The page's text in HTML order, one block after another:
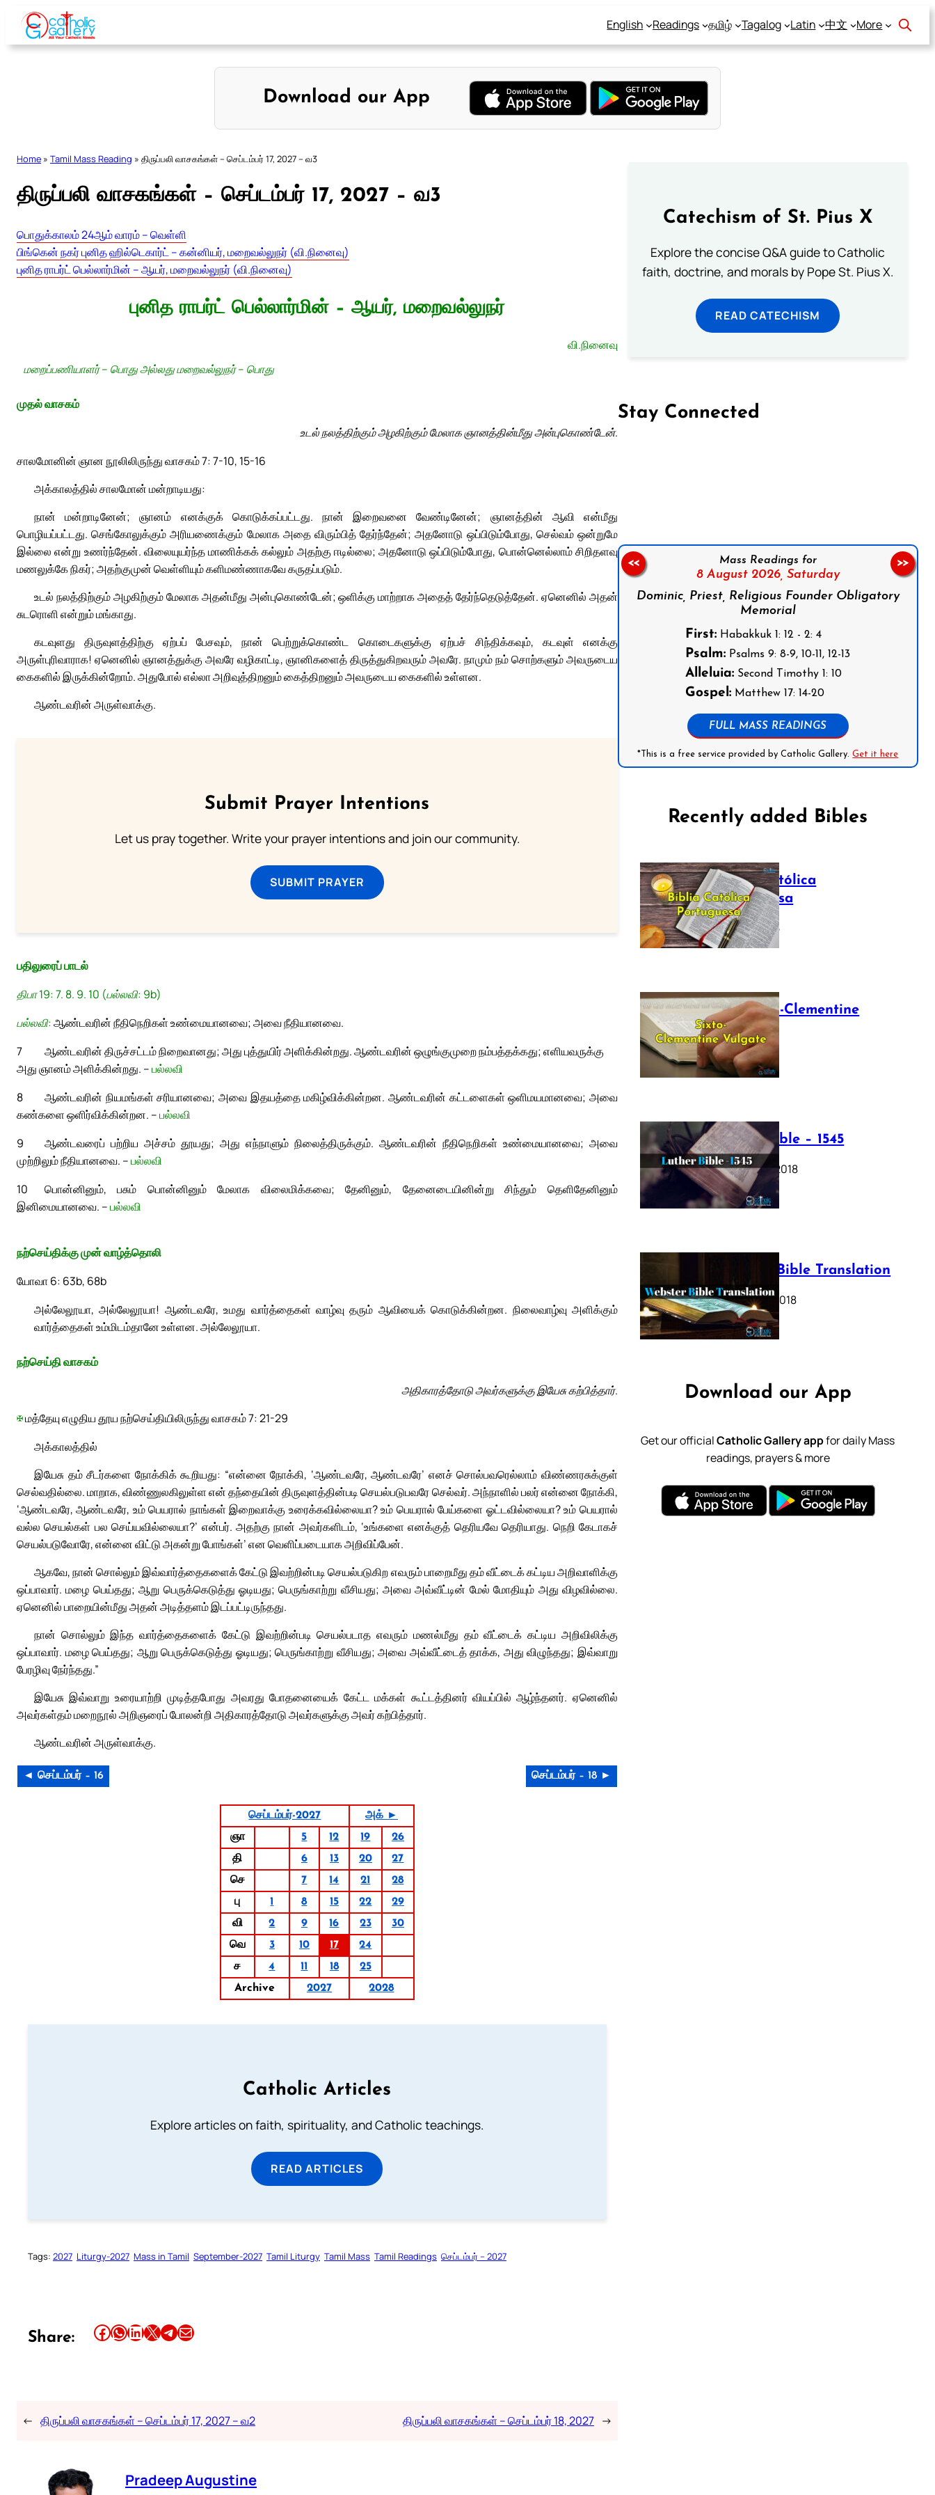
Skip
content
English Readings தமிழ் Tagalog Latin 中文 More
Download our App
Home » Tamil Mass Reading » திருப்பலி வாசகங்கள் – செப்டம்பர் 17, 2027 – வ3
திருப்பலி வாசகங்கள் – செப்டம்பர் 17, 2027 – வ3
பொதுக்காலம் 24ஆம் வாரம் – வெள்ளி
பிங்கென் நகர் புனித ஹில்டெகார்ட் – கன்னியர், மறைவல்லுநர் (வி.நினைவு)
புனித ராபர்ட் பெல்லார்மின் – ஆயர், மறைவல்லுநர் (வி.நினைவு)
புனித ராபர்ட் பெல்லார்மின் – ஆயர், மறைவல்லுநர்
வி.நினைவு
மறைப்பணியாளர் – பொது அல்லது மறைவல்லுநர் – பொது
முதல் வாசகம்
உடல் நலத்திற்கும் அழகிற்கும் மேலாக ஞானத்தின்மீது அன்புகொண்டேன்.
சாலமோனின் ஞான நூலிலிருந்து வாசகம் 7: 7-10, 15-16
அக்காலத்தில் சாலமோன் மன்றாடியது:
நான் மன்றாடினேன்; ஞானம் எனக்குக் கொடுக்கப்பட்டது. நான் இறைவனை வேண்டினேன்; ஞானத்தின் ஆவி என்மீது
பொழியப்பட்டது. செங்கோலுக்கும் அரியணைக்கும் மேலாக அதை விரும்பித் தேர்ந்தேன்; அதனோடு ஒப்பிடும்போது, செல்வம் ஒன்றுமே
இல்லை என்று உணர்ந்தேன். விலையுயர்ந்த மாணிக்கக் கல்லும் அதற்கு ஈடில்லை; அதனோடு ஒப்பிடும்போது, பொன்னெல்லாம் சிறிதளவு
மணலுக்கே நிகர்; அதற்குமுன் வெள்ளியும் களிமண்ணாகவே கருதப்படும்.
உடல் நலத்திற்கும் அழகிற்கும் மேலாக அதன்மீது அன்புகொண்டேன்; ஒளிக்கு மாற்றாக அதைத் தேர்ந்தெடுத்தேன். ஏனெனில் அதன்
சுடரொளி என்றும் மங்காது.
கடவுளது திருவுளத்திற்கு ஏற்பப் பேசவும், நான் பெற்றுக்கொண்ட கொடைகளுக்கு ஏற்பச் சிந்திக்கவும், கடவுள் எனக்கு
அருள்புரிவாராக! ஏனெனில் ஞானத்துக்கு அவரே வழிகாட்டி, ஞானிகளைத் திருத்துகிறவரும் அவரே. நாமும் நம் சொற்களும் அவருடைய
கைகளில் இருக்கின்றோம். அதுபோல் எல்லா அறிவுத்திறனும் கைத்திறனும் அவருடைய கைகளில் உள்ளன.
ஆண்டவரின் அருள்வாக்கு.
Submit Prayer Intentions
Let us pray together. Write your prayer intentions and join our community.
SUBMIT PRAYER
பதிலுரைப் பாடல்
திபா 19: 7. 8. 9. 10 (பல்லவி: 9b)
பல்லவி:ஆண்டவரின் நீதிநெறிகள் உண்மையானவை; அவை நீதியானவை.
7
ஆண்டவரின் திருச்சட்டம் நிறைவானது; அது புத்துயிர் அளிக்கின்றது. ஆண்டவரின் ஒழுங்குமுறை நம்பத்தக்கது; எளியவருக்கு
அது ஞானம் அளிக்கின்றது. –பல்லவி
8
ஆண்டவரின் நியமங்கள் சரியானவை; அவை இதயத்தை மகிழ்விக்கின்றன. ஆண்டவரின் கட்டளைகள் ஒளிமயமானவை; அவை
கண்களை ஒளிர்விக்கின்றன. –பல்லவி
9
ஆண்டவரைப் பற்றிய அச்சம் தூயது; அது எந்நாளும் நிலைத்திருக்கும். ஆண்டவரின் நீதிநெறிகள் உண்மையானவை; அவை
முற்றிலும் நீதியானவை. –பல்லவி
10
பொன்னினும், பசும் பொன்னினும் மேலாக விலைமிக்கவை; தேனினும், தேனைடையினின்று சிந்தும் தெளிதேனினும்
இனிமையானவை. –பல்லவி
நற்செய்திக்கு முன் வாழ்த்தொலி
யோவா 6: 63b, 68b
அல்லேலூயா, அல்லேலூயா! ஆண்டவரே, உமது வார்த்தைகள் வாழ்வு தரும் ஆவியைக் கொடுக்கின்றன. நிலைவாழ்வு அளிக்கும்
வார்த்தைகள் உம்மிடம்தானே உள்ளன. அல்லேலூயா.
நற்செய்தி வாசகம்
அதிகாரத்தோடு அவர்களுக்கு இயேசு கற்பித்தார்.
✠மத்தேயு எழுதிய தூய நற்செய்தியிலிருந்து வாசகம் 7: 21-29
அக்காலத்தில்
இயேசு தம் சீடர்களை நோக்கிக் கூறியது: “என்னை நோக்கி, ‘ஆண்டவரே, ஆண்டவரே’ எனச் சொல்பவரெல்லாம் விண்ணரசுக்குள்
செல்வதில்லை. மாறாக, விண்ணுலகிலுள்ள என் தந்தையின் திருவுளத்தின்படி செயல்படுபவரே செல்வர். அந்நாளில் பலர் என்னை நோக்கி,
‘ஆண்டவரே, ஆண்டவரே, உம் பெயரால் நாங்கள் இறைவாக்கு உரைக்கவில்லையா? உம் பெயரால் பேய்களை ஓட்டவில்லையா? உம் பெயரால்
வல்ல செயல்கள் பல செய்யவில்லையா?’ என்பர். அதற்கு நான் அவர்களிடம், ‘உங்களை எனக்குத் தெரியவே தெரியாது. நெறி கேடாகச்
செயல்படுவோரே, என்னை விட்டு அகன்று போங்கள்’ என வெளிப்படையாக அறிவிப்பேன்.
ஆகவே, நான் சொல்லும் இவ்வார்த்தைகளைக் கேட்டு இவற்றின்படி செயல்படுகிற எவரும் பாறைமீது தம் வீட்டைக் கட்டிய அறிவாளிக்கு
ஒப்பாவார். மழை பெய்தது; ஆறு பெருக்கெடுத்து ஓடியது; பெருங்காற்று வீசியது; அவை அவ்வீட்டின் மேல் மோதியும் அது விழவில்லை.
ஏனெனில் பாறையின்மீது அதன் அடித்தளம் இடப்பட்டிருந்தது.
நான் சொல்லும் இந்த வார்த்தைகளைக் கேட்டு இவற்றின்படி செயல்படாத எவரும் மணல்மீது தம் வீட்டைக் கட்டிய அறிவிலிக்கு
ஒப்பாவார். மழை பெய்தது; ஆறு பெருக்கெடுத்து ஓடியது; பெருங்காற்று வீசியது; அவை அவ்வீட்டைத் தாக்க, அது விழுந்தது; இவ்வாறு
பேரழிவு நேர்ந்தது.”
இயேசு இவ்வாறு உரையாற்றி முடித்தபோது அவரது போதனையைக் கேட்ட மக்கள் கூட்டத்தினர் வியப்பில் ஆழ்ந்தனர். ஏனெனில்
அவர்கள்தம் மறைநூல் அறிஞரைப் போலன்றி அதிகாரத்தோடு அவர்களுக்கு அவர் கற்பித்தார்.
ஆண்டவரின் அருள்வாக்கு.
◄ செப்டம்பர் – 16 செப்டம்பர் – 18 ►
செப்டம்பர்-2027
அக் ►
ஞா
5 12 19
26
தி
6 13 20
27
செ
7 14 21
28
பு
1 8 15 22
29
வி
2 9 16 23
30
வெ
3 10 17
24
ச
4 11 18
25
Archive
2027 2028
Catholic Articles
Explore articles on faith, spirituality, and Catholic teachings.
READ ARTICLES
Tags: 2027 Liturgy-2027 Mass in Tamil September-2027 Tamil Liturgy Tamil Mass Tamil Readings செப்டம்பர் – 2027
Share: Share this article on Facebook Share this article on WhatsApp Share this article on LinkedIn Share this article on X Share this article on TelegramEmail this Article
← திருப்பலி வாசகங்கள் – செப்டம்பர் 17, 2027 – வ2 திருப்பலி வாசகங்கள் – செப்டம்பர் 18, 2027 →
Pradeep Augustine
Catechism of St. Pius X
Explore the concise Q&A guide to Catholic
faith, doctrine, and morals by Pope St. Pius X.
READ CATECHISM
Stay Connected
Mass Readings for
8 August 2026, Saturday
Dominic, Priest, Religious Founder Obligatory
Memorial
First: Habakkuk 1: 12 - 2: 4
Psalm: Psalms 9: 8-9, 10-11, 12-13
Alleluia: Second Timothy 1: 10
Gospel: Matthew 17: 14-20
FULL MASS READINGS
*This is a free service provided by Catholic Gallery.Get it here
<< >>
Recently added Bibles
Bíblia Católica
Portuguesa
July 16, 2025
The Sixto-Clementine
Vulgate
July 12, 2025
Luther Bible – 1545
October 17, 2018
Webster Bible Translation
October 11, 2018
Download our App
Get our officialCatholic Gallery appfor daily Mass
readings, prayers & more